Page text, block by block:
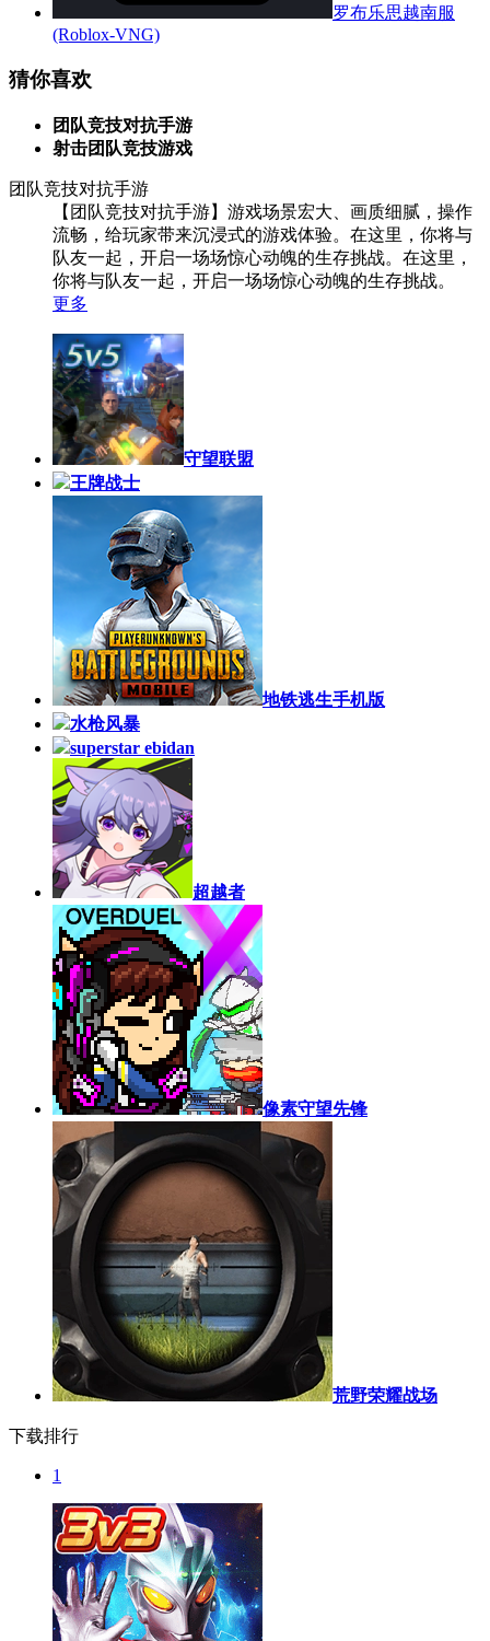
罗布乐思越南服
(Roblox-VNG)
猜你喜欢
团队竞技对抗手游
射击团队竞技游戏
团队竞技对抗手游
【团队竞技对抗手游】游戏场景宏大、画质细腻，操作
流畅，给玩家带来沉浸式的游戏体验。在这里，你将与
队友一起，开启一场场惊心动魄的生存挑战。在这里，
你将与队友一起，开启一场场惊心动魄的生存挑战。
更多
守望联盟
王牌战士
地铁逃生手机版
水枪风暴
superstar ebidan
超越者
像素守望先锋
荒野荣耀战场
下载排行
1